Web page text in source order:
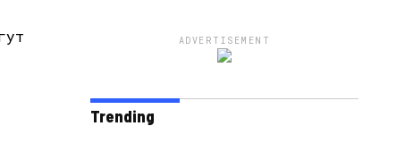
ADVERTISEMENT
Trending